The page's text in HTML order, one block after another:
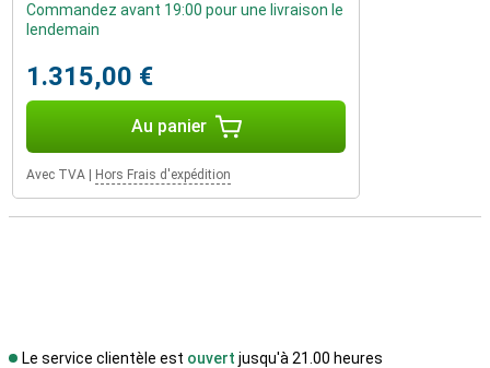
Commandez avant 19:00 pour une livraison le
lendemain
1.315,00 €
Au panier
Avec TVA Hors Frais d'expédition
Le service clientèle est ouvert jusqu'à 21.00 heures